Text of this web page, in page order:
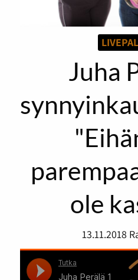
Juha
ole
13.11.2018